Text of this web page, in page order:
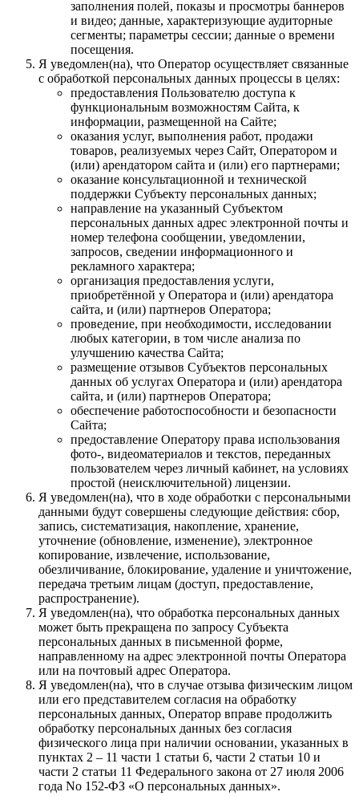
заполнения полей, показы и просмотры баннеров
и видео; данные, характеризующие аудиторные
сегменты; параметры сессии; данные о времени
посещения.
Я уведомлен(на), что Оператор осуществляет связанные
с обработкой персональных данных процессы в целях:
предоставления Пользователю доступа к
функциональным возможностям Сайта, к
информации, размещенной на Сайте;
оказания услуг, выполнения работ, продажи
товаров, реализуемых через Сайт, Оператором и
(или) арендатором сайта и (или) его партнерами;
оказание консультационной и технической
поддержки Субъекту персональных данных;
направление на указанный Субъектом
персональных данных адрес электронной почты и
номер телефона сообщении, уведомлении,
запросов, сведении информационного и
рекламного характера;
организация предоставления услуги,
приобретённой у Оператора и (или) арендатора
сайта, и (или) партнеров Оператора;
проведение, при необходимости, исследовании
любых категории, в том числе анализа по
улучшению качества Сайта;
размещение отзывов Субъектов персональных
данных об услугах Оператора и (или) арендатора
сайта, и (или) партнеров Оператора;
обеспечение работоспособности и безопасности
Сайта;
предоставление Оператору права использования
фото-, видеоматериалов и текстов, переданных
пользователем через личный кабинет, на условиях
простой (неисключительной) лицензии.
Я уведомлен(на), что в ходе обработки с персональными
данными будут совершены следующие действия: сбор,
запись, систематизация, накопление, хранение,
уточнение (обновление, изменение), электронное
копирование, извлечение, использование,
обезличивание, блокирование, удаление и уничтожение,
передача третьим лицам (доступ, предоставление,
распространение).
Я уведомлен(на), что обработка персональных данных
может быть прекращена по запросу Субъекта
персональных данных в письменной форме,
направленному на адрес электронной почты Оператора
или на почтовый адрес Оператора.
Я уведомлен(на), что в случае отзыва физическим лицом
или его представителем согласия на обработку
персональных данных, Оператор вправе продолжить
обработку персональных данных без согласия
физического лица при наличии основании, указанных в
пунктах 2 – 11 части 1 статьи 6, части 2 статьи 10 и
части 2 статьи 11 Федерального закона от 27 июля 2006
года No 152-ФЗ «О персональных данных».